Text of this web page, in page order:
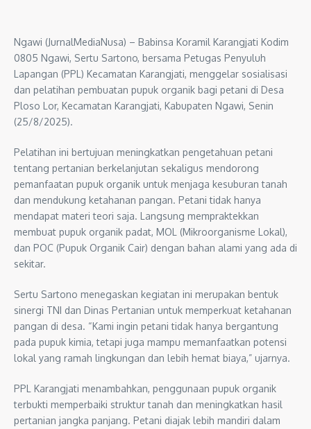
Ngawi (JurnalMediaNusa) – Babinsa Koramil Karangjati Kodim
0805 Ngawi, Sertu Sartono, bersama Petugas Penyuluh
Lapangan (PPL) Kecamatan Karangjati, menggelar sosialisasi
dan pelatihan pembuatan pupuk organik bagi petani di Desa
Ploso Lor, Kecamatan Karangjati, Kabupaten Ngawi, Senin
(25/8/2025).
Pelatihan ini bertujuan meningkatkan pengetahuan petani
tentang pertanian berkelanjutan sekaligus mendorong
pemanfaatan pupuk organik untuk menjaga kesuburan tanah
dan mendukung ketahanan pangan. Petani tidak hanya
mendapat materi teori saja. Langsung mempraktekkan
membuat pupuk organik padat, MOL (Mikroorganisme Lokal),
dan POC (Pupuk Organik Cair) dengan bahan alami yang ada di
sekitar.
Sertu Sartono menegaskan kegiatan ini merupakan bentuk
sinergi TNI dan Dinas Pertanian untuk memperkuat ketahanan
pangan di desa. “Kami ingin petani tidak hanya bergantung
pada pupuk kimia, tetapi juga mampu memanfaatkan potensi
lokal yang ramah lingkungan dan lebih hemat biaya,” ujarnya.
PPL Karangjati menambahkan, penggunaan pupuk organik
terbukti memperbaiki struktur tanah dan meningkatkan hasil
pertanian jangka panjang. Petani diajak lebih mandiri dalam